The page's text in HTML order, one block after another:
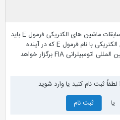
تمام آن چه که باید درباره سری مسابقات ماشین های الکتریکی فرمول E باید
بدانید! سری مسابقات ماشین های الکتریکی با نام فرمول E که در آینده
نزدیک و تحت نظارت فدراسیون بین المللی اتومبیلرانی FIA برگزار خواهد
ثبت نام کنید یا وارد شوید.
ثبت نام